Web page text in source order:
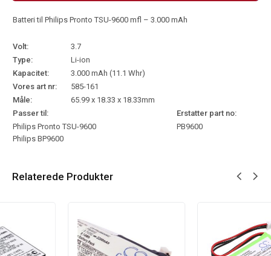
Batteri til Philips Pronto TSU-9600 mfl – 3.000 mAh
Volt:
3.7
Type:
Li-ion
Kapacitet:
3.000 mAh (11.1 Whr)
Vores art nr:
585-161
Måle:
65.99 x 18.33 x 18.33mm
Passer til:
Erstatter part no:
Philips Pronto TSU-9600
Philips BP9600
PB9600
Relaterede Produkter